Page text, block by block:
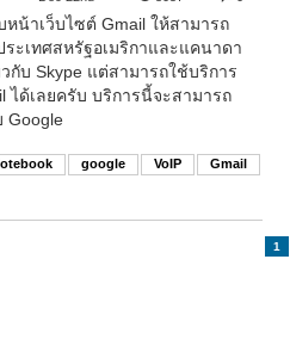
หน้าเว็บไซต์ Gmail ให้สามารถ
ะเทศสหรัฐอเมริกาและแคนาดา
กับ Skype แต่สามารถใช้บริการ
ได้เลยครับ บริการนี้จะสามารถ
Google
google VoIP Gmail
1